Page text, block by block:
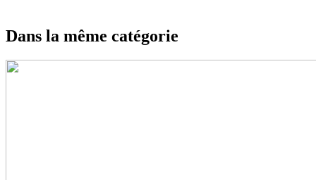
Dans la même catégorie